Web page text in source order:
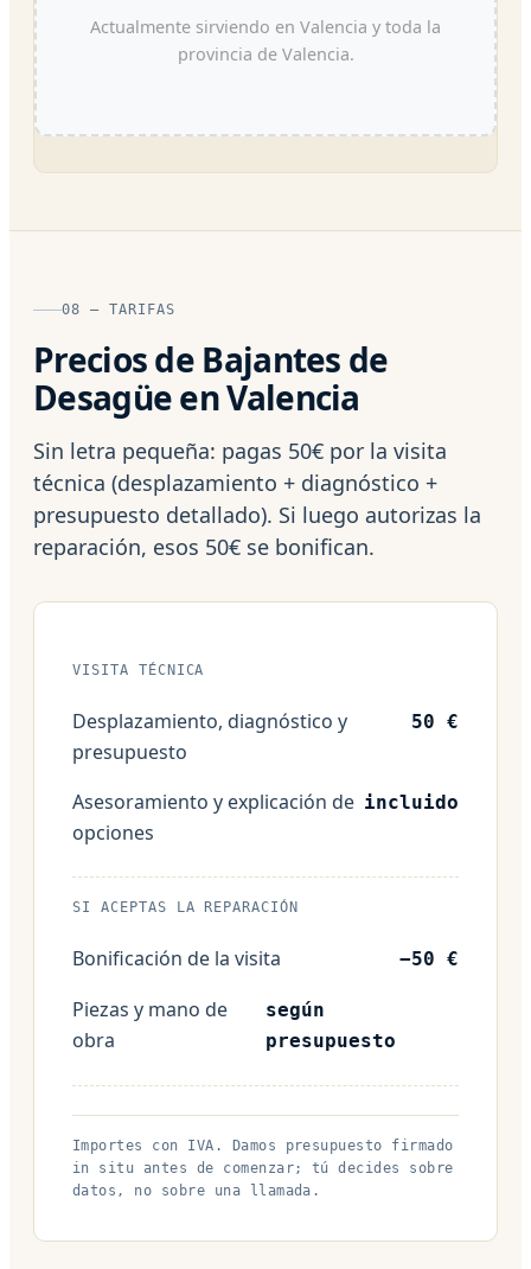
Actualmente sirviendo en Valencia y toda la
provincia de Valencia.
08 — TARIFAS
Precios de Bajantes de
Desagüe en Valencia
Sin letra pequeña: pagas 50€ por la visita
técnica (desplazamiento + diagnóstico +
presupuesto detallado). Si luego autorizas la
reparación, esos 50€ se bonifican.
VISITA TÉCNICA
Desplazamiento, diagnóstico y
presupuesto
50 €
Asesoramiento y explicación de
opciones
incluido
SI ACEPTAS LA REPARACIÓN
Bonificación de la visita −50 €
Piezas y mano de
obra
según
presupuesto
Importes con IVA. Damos presupuesto firmado
in situ antes de comenzar; tú decides sobre
datos, no sobre una llamada.